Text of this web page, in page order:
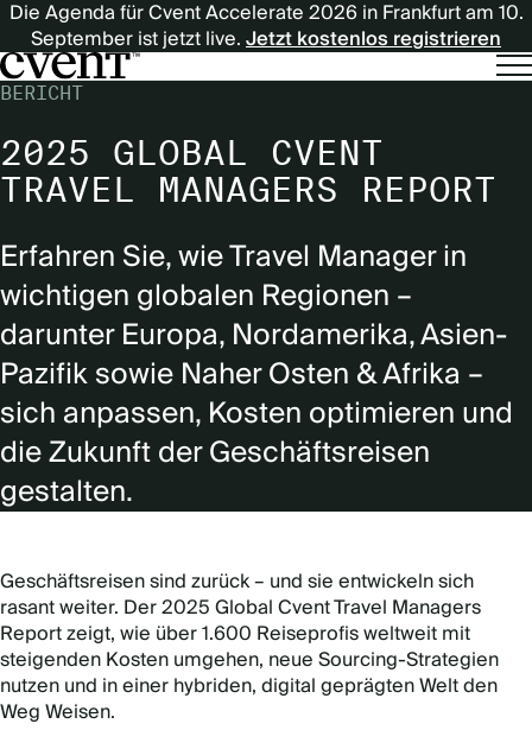
Die Agenda für Cvent Accelerate 2026 in Frankfurt am 10.
September ist jetzt live.Jetzt kostenlos registrieren
BERICHT
2025 GLOBAL CVENT
TRAVEL MANAGERS REPORT
Erfahren Sie, wie Travel Manager in
wichtigen globalen Regionen –
darunter Europa, Nordamerika, Asien-
Pazifik sowie Naher Osten & Afrika –
sich anpassen, Kosten optimieren und
die Zukunft der Geschäftsreisen
gestalten.
Geschäftsreisen sind zurück – und sie entwickeln sich
rasant weiter. Der 2025 Global Cvent Travel Managers
Report zeigt, wie über 1.600 Reiseprofis weltweit mit
steigenden Kosten umgehen, neue Sourcing-Strategien
nutzen und in einer hybriden, digital geprägten Welt den
Weg Weisen.